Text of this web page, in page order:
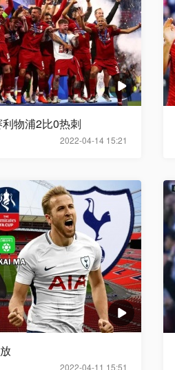
2022-04-14 15:21
物浦2比0热刺
2022-04-11 15:51